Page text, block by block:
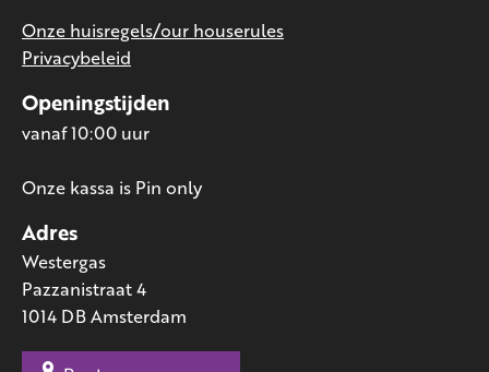
Adres
Westergas
Pazzanistraat 4
1014 DB Amsterdam
Openingstijden
vanaf 10:00 uur
Onze kassa is Pin only
Onze huisregels/our houserules
Privacybeleid